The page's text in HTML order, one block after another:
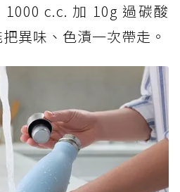
c.c. 加 10g 過碳酸
異味、色漬一次帶走。